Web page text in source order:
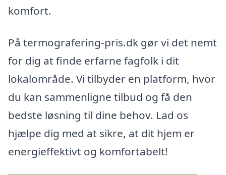
komfort.
På termografering-pris.dk gør vi det nemt
for dig at finde erfarne fagfolk i dit
lokalområde. Vi tilbyder en platform, hvor
du kan sammenligne tilbud og få den
bedste løsning til dine behov. Lad os
hjælpe dig med at sikre, at dit hjem er
energieffektivt og komfortabelt!